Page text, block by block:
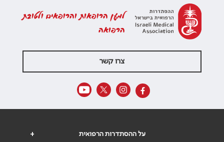
למען הרופאות והרופאים ולטובת
הרפואה
צרו קשר
+ על ההסתדרות הרפואית